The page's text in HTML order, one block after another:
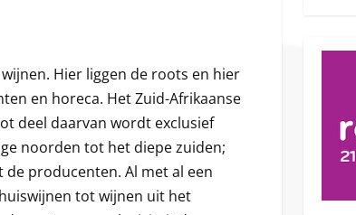
Hier liggen de roots en hier
en horeca. Het Zuid-Afrikaanse
deel daarvan wordt exclusief
noorden tot het diepe zuiden;
producenten. Al met al een
tot wijnen uit het